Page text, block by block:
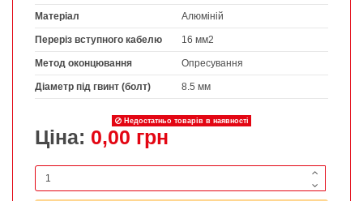
Матеріал Алюміній
Переріз вступного кабелю 16 мм2
Метод оконцювання Опресування
Діаметр під гвинт (болт) 8.5 мм
Недостатньо товарів в наявності
Ціна: 0,00 грн